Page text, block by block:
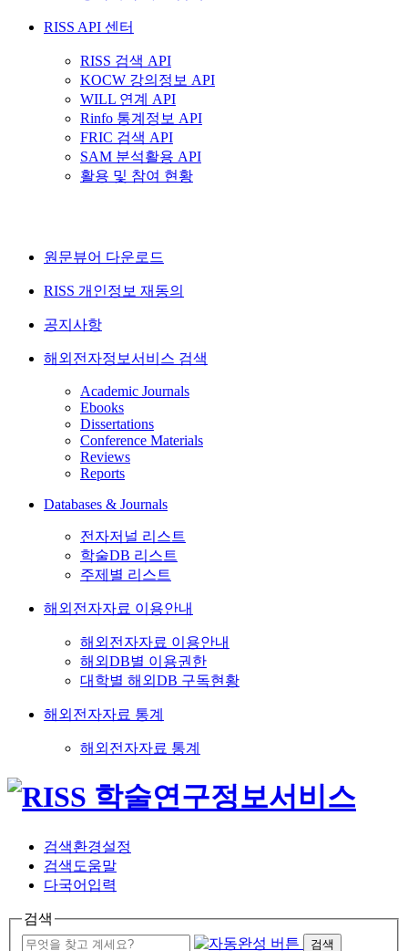
RISS API 센터
RISS 검색 API
KOCW 강의정보 API
WILL 연계 API
Rinfo 통계정보 API
FRIC 검색 API
SAM 분석활용 API
활용 및 참여 현황
원문뷰어 다운로드
RISS 개인정보 재동의
공지사항
해외전자정보서비스 검색
Academic Journals
Ebooks
Dissertations
Conference Materials
Reviews
Reports
Databases & Journals
전자저널 리스트
학술DB 리스트
주제별 리스트
해외전자자료 이용안내
해외전자자료 이용안내
해외DB별 이용권한
대학별 해외DB 구독현황
해외전자자료 통계
해외전자자료 통계
검색환경설정
검색도움말
다국어입력
검색
검색